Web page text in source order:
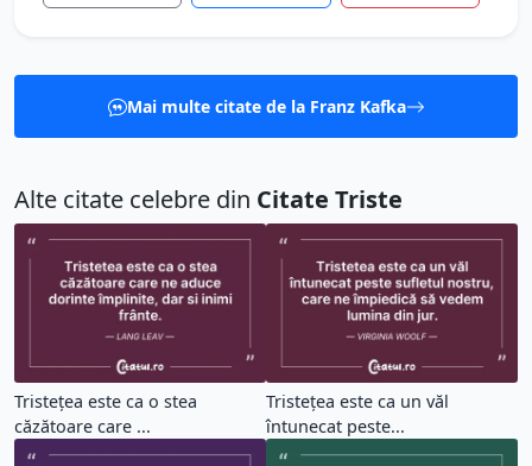
Mai multe citate de la Franz Kafka
Alte citate celebre din Citate Triste
Tristețea este ca o stea
căzătoare care ...
Tristețea este ca un văl
întunecat peste...